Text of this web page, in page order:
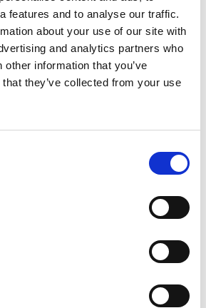
features and to analyse our traffic.
about your use of our site with
and analytics partners who
information that you’ve
they’ve collected from your use
Prodor 60×60
kalup